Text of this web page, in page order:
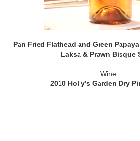
Pan Fried Flathead and Green
Laksa & Prawn Bisque
Wine:
2010 Holly’s Garden Dry